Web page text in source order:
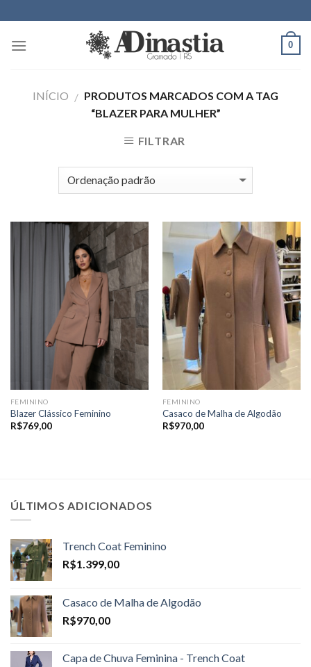
to
content
0
INÍCIO / PRODUTOS MARCADOS COM A TAG
“BLAZER PARA MULHER”
FILTRAR
FEMININO
Blazer Clássico Feminino
R$769,00
FEMININO
Casaco de Malha de Algodão
R$970,00
ÚLTIMOS ADICIONADOS
Trench Coat Feminino
R$1.399,00
Casaco de Malha de Algodão
R$970,00
Capa de Chuva Feminina - Trench Coat